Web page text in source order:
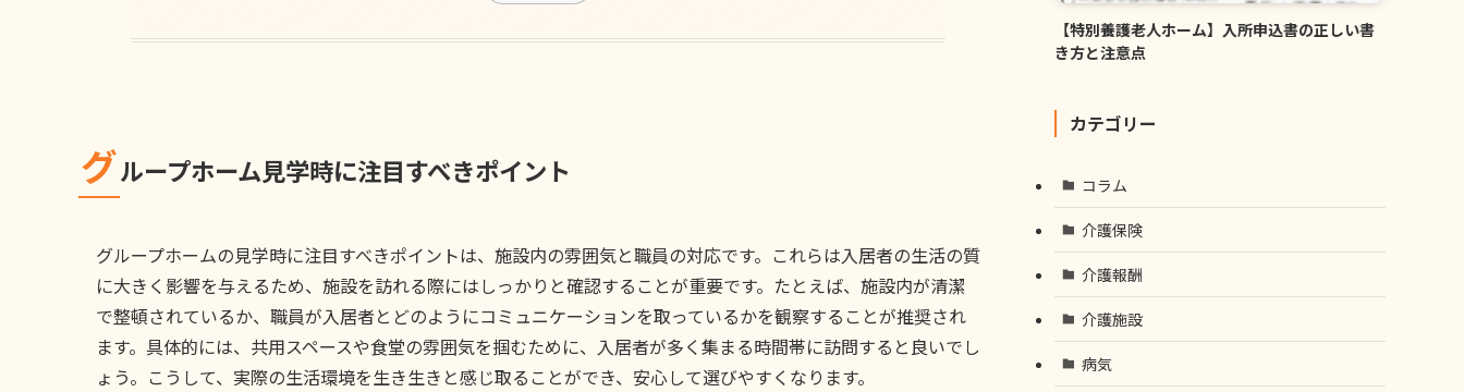
グループホーム見学時に注目すべきポイント
グループホームの見学時に注目すべきポイントは、施設内の雰囲気と職員の対応です。これらは入居者の生活の質
に大きく影響を与えるため、施設を訪れる際にはしっかりと確認することが重要です。たとえば、施設内が清潔
で整頓されているか、職員が入居者とどのようにコミュニケーションを取っているかを観察することが推奨され
ます。具体的には、共用スペースや食堂の雰囲気を掴むために、入居者が多く集まる時間帯に訪問すると良いでし
ょう。こうして、実際の生活環境を生き生きと感じ取ることができ、安心して選びやすくなります。
【特別養護老人ホーム】入所申込書の正しい書
き方と注意点
カテゴリー
コラム
介護保険
介護報酬
介護施設
病気